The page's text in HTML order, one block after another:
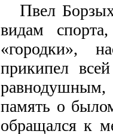
Пвел
видам
«городки»,
прикипел
равнодушным,
память о
обращался к